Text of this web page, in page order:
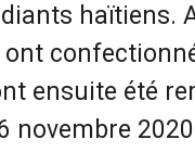
haïtiens.
ont
ensuite été
novembre